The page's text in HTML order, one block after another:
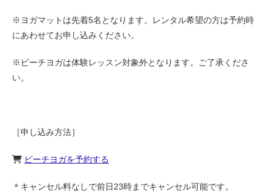
※ヨガマットは先着5名となります。レンタル希望の方は予約時
にあわせてお申し込みください。
※ビーチヨガは体験レッスン対象外となります。ご了承くださ
い。
［申し込み方法］
ビーチヨガを予約する
＊キャンセル料なしで前日23時までキャンセル可能です。